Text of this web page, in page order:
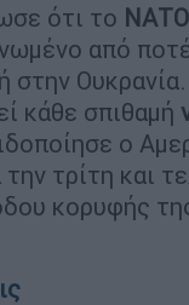
ότι το ΝΑΤΟ
από
στην
κάθε σπιθαμή
ο
τρίτη και
κορυφής